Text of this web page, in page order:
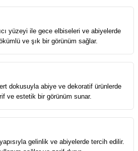
yüzeyi ile gece elbiseleri ve abiyelerde
ve şık bir görünüm sağlar.
dokusuyla abiye ve dekoratif ürünlerde
ve estetik bir görünüm sunar.
gelinlik ve abiyelerde tercih edilir.